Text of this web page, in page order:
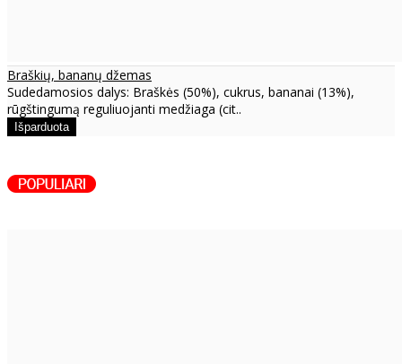
Braškių, bananų džemas
Sudedamosios dalys: Braškės (50%), cukrus, bananai (13%),
rūgštingumą reguliuojanti medžiaga (cit..